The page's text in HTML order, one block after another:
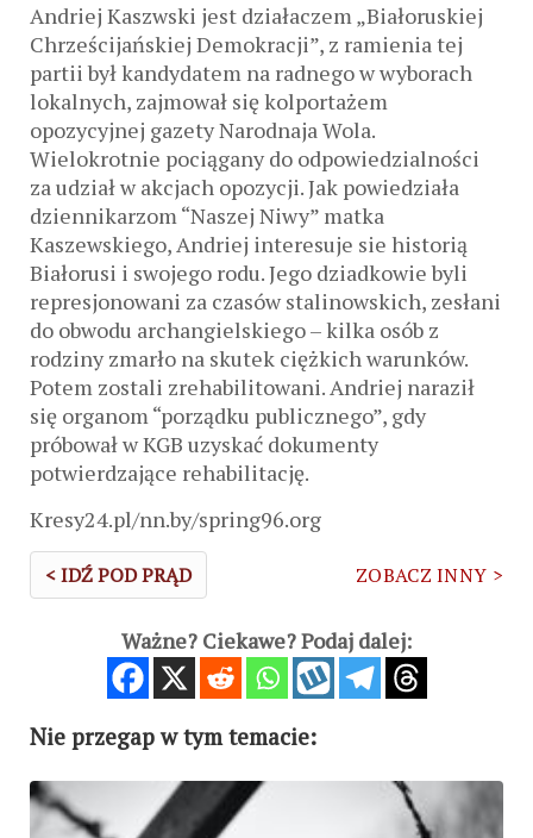
Andriej Kaszwski jest działaczem „Białoruskiej
Chrześcijańskiej Demokracji”, z ramienia tej
partii był kandydatem na radnego w wyborach
lokalnych, zajmował się kolportażem
opozycyjnej gazety Narodnaja Wola.
Wielokrotnie pociągany do odpowiedzialności
za udział w akcjach opozycji. Jak powiedziała
dziennikarzom “Naszej Niwy” matka
Kaszewskiego, Andriej interesuje sie historią
Białorusi i swojego rodu. Jego dziadkowie byli
represjonowani za czasów stalinowskich, zesłani
do obwodu archangielskiego – kilka osób z
rodziny zmarło na skutek ciężkich warunków.
Potem zostali zrehabilitowani. Andriej naraził
się organom “porządku publicznego”, gdy
próbował w KGB uzyskać dokumenty
potwierdzające rehabilitację.
Kresy24.pl/nn.by/spring96.org
< IDŹ POD PRĄD ZOBACZ INNY >
Ważne? Ciekawe? Podaj dalej:
Nie przegap w tym temacie: